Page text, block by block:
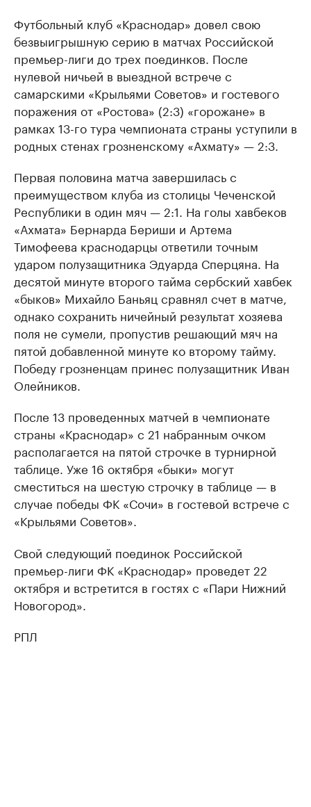
Футбольный клуб «Краснодар» довел свою
безвыигрышную серию в матчах Российской
премьер-лиги до трех поединков. После
нулевой ничьей в выездной встрече с
самарскими «Крыльями Советов» и гостевого
поражения от «Ростова» (2:3) «горожане» в
рамках 13-го тура чемпионата страны уступили в
родных стенах грозненскому «Ахмату» — 2:3.
Первая половина матча завершилась с
преимуществом клуба из столицы Чеченской
Республики в один мяч — 2:1. На голы хавбеков
«Ахмата» Бернарда Бериши и Артема
Тимофеева краснодарцы ответили точным
ударом полузащитника Эдуарда Сперцяна. На
десятой минуте второго тайма сербский хавбек
«быков» Михайло Баньяц сравнял счет в матче,
однако сохранить ничейный результат хозяева
поля не сумели, пропустив решающий мяч на
пятой добавленной минуте ко второму тайму.
Победу грозненцам принес полузащитник Иван
Олейников.
После 13 проведенных матчей в чемпионате
страны «Краснодар» с 21 набранным очком
располагается на пятой строчке в турнирной
таблице. Уже 16 октября «быки» могут
сместиться на шестую строчку в таблице — в
случае победы ФК «Сочи» в гостевой встрече с
«Крыльями Советов».
Свой следующий поединок Российской
премьер-лиги ФК «Краснодар» проведет 22
октября и встретится в гостях с «Пари Нижний
Новогород».
РПЛ